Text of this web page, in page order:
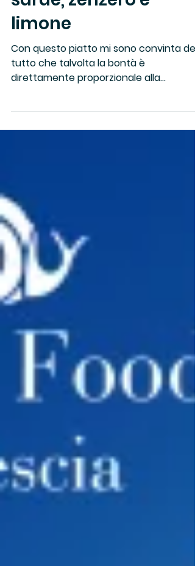
Spaghettoni con
sarde, zenzero e
limone
Con questo piatto mi sono convinta del
direttamente proporzionale alla
semplicità. Mi sono bastati...